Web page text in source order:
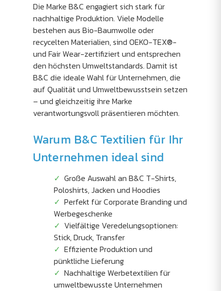
Die Marke B&C engagiert sich stark für
nachhaltige Produktion. Viele Modelle
bestehen aus Bio-Baumwolle oder
recycelten Materialien, sind OEKO-TEX®-
und Fair Wear-zertifiziert und entsprechen
den höchsten Umweltstandards. Damit ist
B&C die ideale Wahl für Unternehmen, die
auf Qualität und Umweltbewusstsein setzen
– und gleichzeitig ihre Marke
verantwortungsvoll präsentieren möchten.
Warum B&C Textilien für Ihr
Unternehmen ideal sind
Große Auswahl an B&C T-Shirts,
Poloshirts, Jacken und Hoodies
Perfekt für Corporate Branding und
Werbegeschenke
Vielfältige Veredelungsoptionen:
Stick, Druck, Transfer
Effiziente Produktion und
pünktliche Lieferung
Nachhaltige Werbetextilien für
umweltbewusste Unternehmen